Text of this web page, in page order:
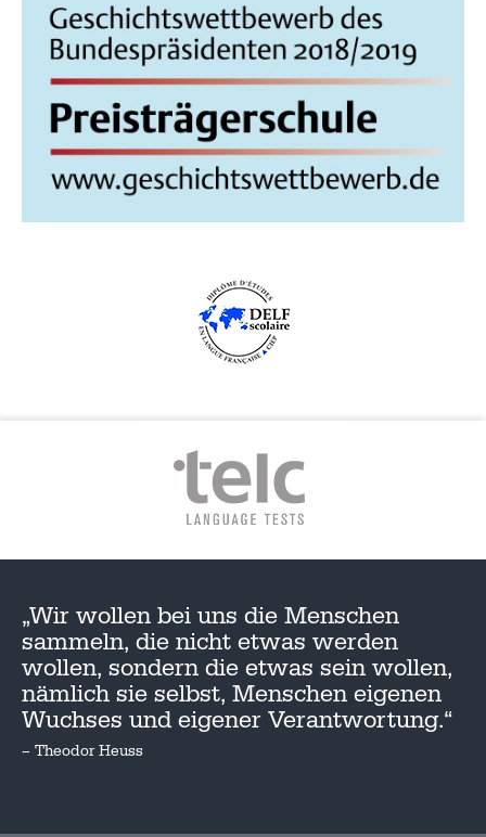
„Wir wollen bei uns die Menschen
sammeln, die nicht etwas werden
wollen, sondern die etwas sein wollen,
nämlich sie selbst, Menschen eigenen
Wuchses und eigener Verantwortung.“
– Theodor Heuss